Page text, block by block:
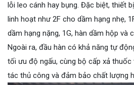
lỗi leo cánh hay bụng. Đặc biệt, thiết
linh hoạt như 2F cho dầm hạng nhẹ,
dầm hạng nặng, 1G, hàn dầm hộp và
Ngoài ra, đầu hàn có khả năng tự
tối ưu độ ngấu, cùng bộ cấp xả
tác thủ công và đảm bảo chất lượng